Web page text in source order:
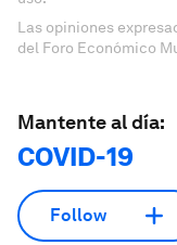
Las opiniones
del Foro Económico
Mantente al día:
COVID-19
Follow